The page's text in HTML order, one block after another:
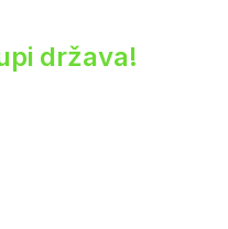
država!